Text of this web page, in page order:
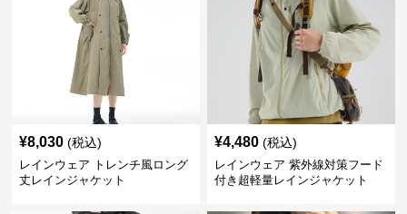
¥8,030 (税込)
レインウェア トレンチ風ロング
丈レインジャケット
¥4,480 (税込)
レインウェア 紫外線対策フード
付き超軽量レインジャケット